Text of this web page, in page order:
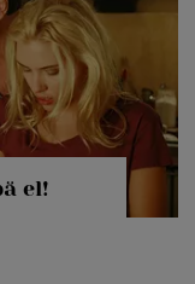
el!